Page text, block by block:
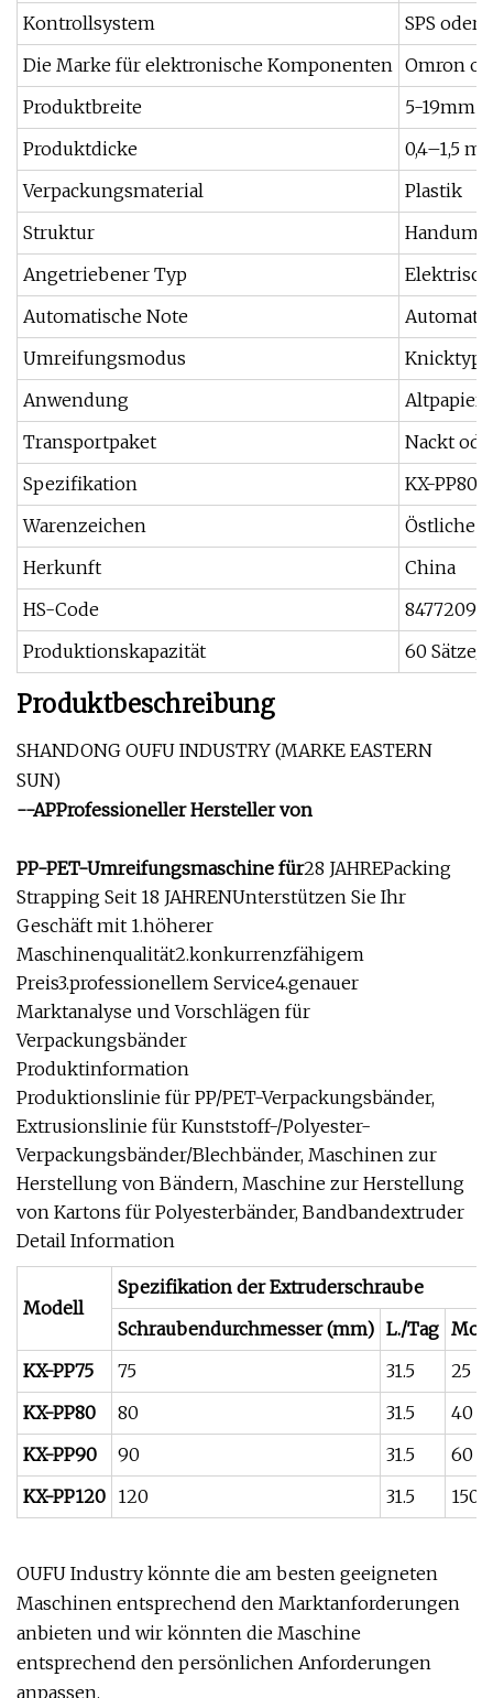
Kontrollsystem
SPS oder
Die Marke für elektronische Komponenten Omron
Produktbreite
5-19mm
Produktdicke
0,4–1,5
Verpackungsmaterial
Plastik
Struktur
Angetriebener Typ
Elektrisch
Automatische Note
Umreifungsmodus
Knicktyp
Anwendung
Altpapier,
Transportpaket
Nackt
Spezifikation
KX-PP80
Warenzeichen
Östliche
Herkunft
China
HS-Code
Produktionskapazität
60 Sätze/
Produktbeschreibung
SHANDONG OUFU INDUSTRY (MARKE EASTERN
SUN)
--APProfessioneller Hersteller von
PP-PET-Umreifungsmaschine für28 JAHREPacking
Strapping Seit 18 JAHRENUnterstützen Sie Ihr
Geschäft mit 1.höherer
Maschinenqualität2.konkurrenzfähigem
Preis3.professionellem Service4.genauer
Marktanalyse und Vorschlägen für
Verpackungsbänder
Produktinformation
Produktionslinie für PP/PET-Verpackungsbänder,
Extrusionslinie für Kunststoff-/Polyester-
Verpackungsbänder/Blechbänder, Maschinen zur
Herstellung von Bändern, Maschine zur Herstellung
von Kartons für Polyesterbänder, Bandbandextruder
Detail Information
Modell
Spezifikation der Extruderschraube
Schraubendurchmesser (mm) L./Tag
KX-PP75
75 31.5
25
KX-PP80
80 31.5
40
KX-PP90
90 31.5
60
KX-PP120 120 31.5 150
OUFU Industry könnte die am besten geeigneten
Maschinen entsprechend den Marktanforderungen
anbieten und wir könnten die Maschine
entsprechend den persönlichen Anforderungen
anpassen.